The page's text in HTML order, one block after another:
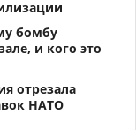
бомбу
и кого это
отрезала
НАТО